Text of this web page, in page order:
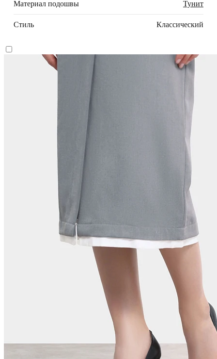
Материал подошвы Тунит
Стиль Классический